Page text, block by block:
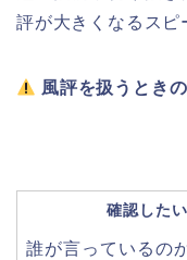
評が大きくなるスピ
風評を扱うとき
確認した
誰が言っているの